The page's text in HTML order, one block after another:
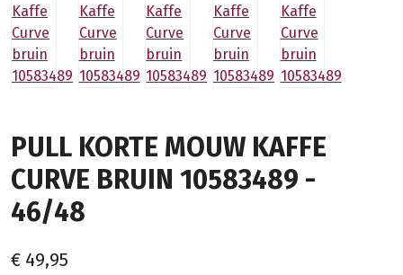
PULL KORTE MOUW KAFFE
CURVE BRUIN 10583489 -
46/48
€ 49,95